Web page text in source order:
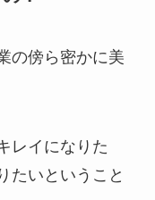
の傍ら密かに美
レイになりた
たいということ